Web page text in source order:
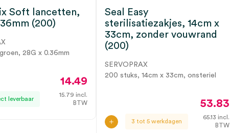
Soft lancetten,
(200)
28G x 0.36mm
leverbaar
14.49
15.79 incl.
BTW
Seal Easy
sterilisatiezakjes, 14cm x
33cm, zonder vouwrand
(200)
SERVOPRAX
200 stuks, 14cm x 33cm, onsteriel
3 tot 5 werkdagen
53.83
65.13 incl.
BTW